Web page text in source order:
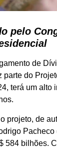
pelo
de
parte do
terá um alto
projeto, de
Pacheco
584 bilhões.